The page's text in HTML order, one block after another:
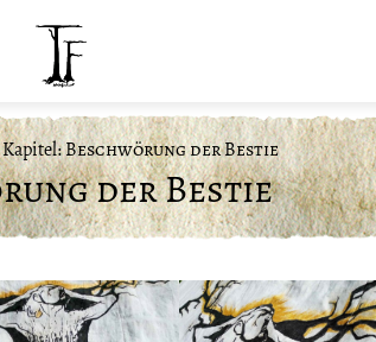
Beschwörung der Bestie
der Bestie